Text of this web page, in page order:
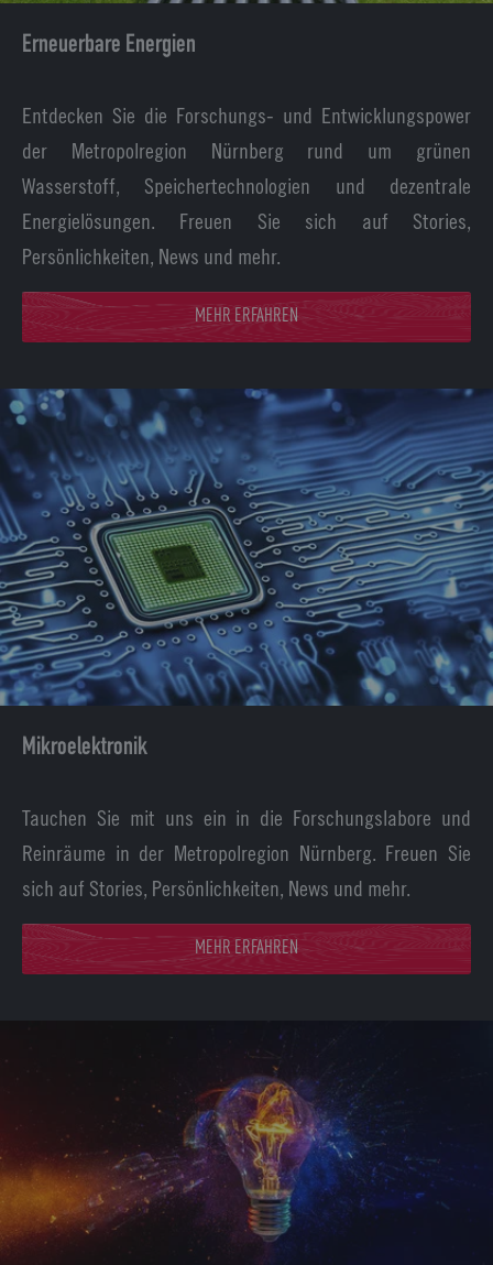
Erneuerbare Energien
Entdecken Sie die Forschungs- und Entwicklungspower
der Metropolregion Nürnberg rund um grünen
Wasserstoff, Speichertechnologien und dezentrale
Energielösungen. Freuen Sie sich auf Stories,
Persönlichkeiten, News und mehr.
MEHR ERFAHREN
Mikroelektronik
Tauchen Sie mit uns ein in die Forschungslabore und
Reinräume in der Metropolregion Nürnberg. Freuen Sie
sich auf Stories, Persönlichkeiten, News und mehr.
MEHR ERFAHREN